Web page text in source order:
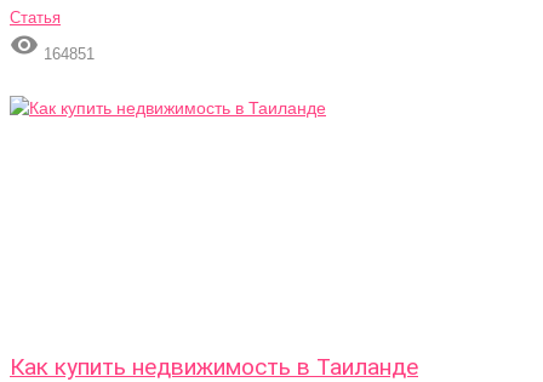
Статья
 164851
Как купить недвижимость в Таиланде